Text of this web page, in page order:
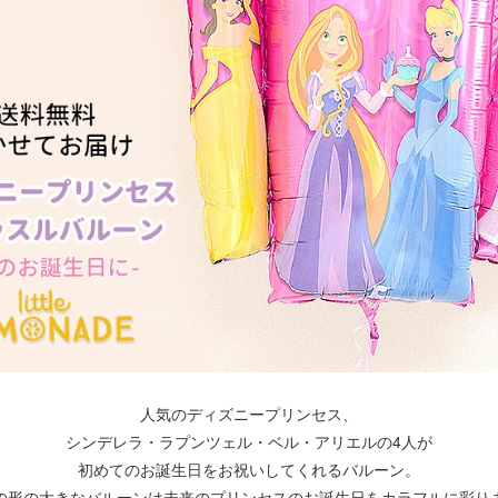
人気のディズニープリンセス、
シンデレラ・ラプンツェル・ベル・アリエルの4人が
初めてのお誕生日をお祝いしてくれるバルーン。